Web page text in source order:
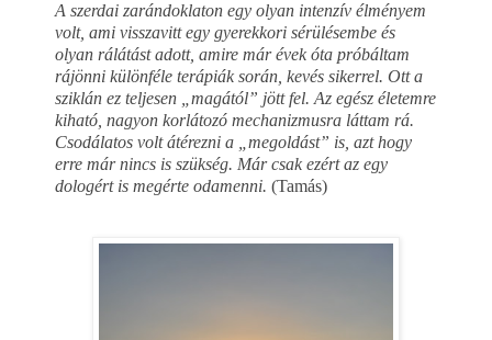
A szerdai zarándoklaton egy olyan intenzív élményem
volt, ami visszavitt egy gyerekkori sérülésembe és
olyan rálátást adott, amire már évek óta próbáltam
rájönni különféle terápiák során, kevés sikerrel. Ott a
sziklán ez teljesen „magától” jött fel. Az egész életemre
kiható, nagyon korlátozó mechanizmusra láttam rá.
Csodálatos volt átérezni a „megoldást” is, azt hogy
erre már nincs is szükség. Már csak ezért az egy
dologért is megérte odamenni. (Tamás)